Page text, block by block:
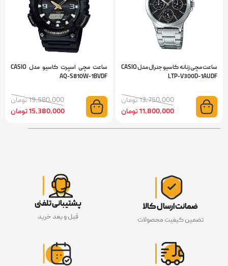
ساعت مچی زنانه کاسیو جنرال مدل CASIO
LTP-V300D-
13,750,000 تومان
11,800,000 تومان
ساعت مچی اسپرت کاسیو مدل CASIO
AQ-S810W-1BVDF
19,580,000 تومان
15,380,000 تومان
ضمانت ارسال کالا
تضمین کیفیت محصولات
پشتیبانی تلفنی
قبل و بعد خرید